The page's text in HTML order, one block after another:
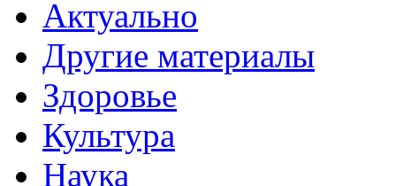
Актуально
Другие материалы
Здоровье
Культура
Наука